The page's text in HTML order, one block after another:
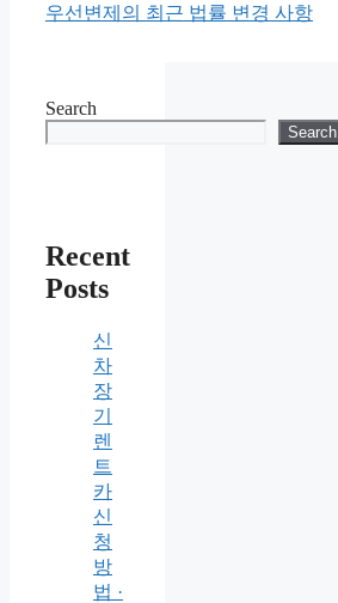
우선변제의 최근 법률 변경 사항
Search
Search
Recent
Posts
신
차
장
기
렌
트
카
신
청
방
법 ·